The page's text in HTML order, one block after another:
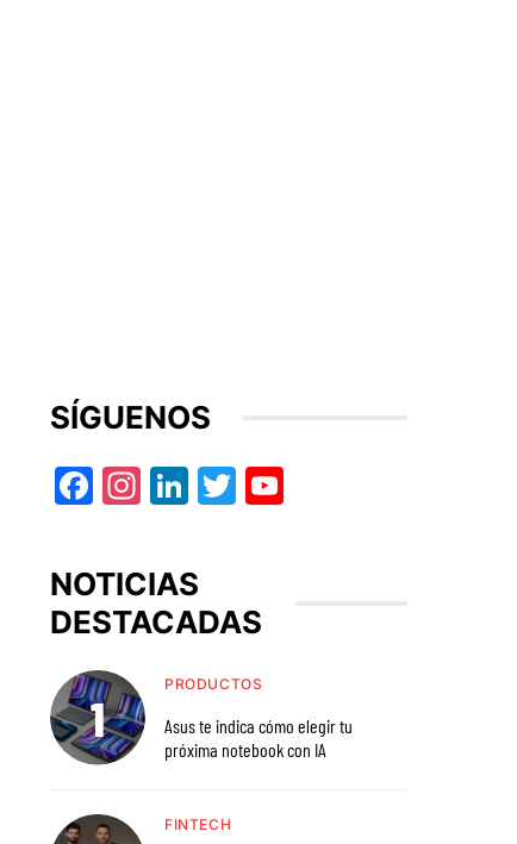
SÍGUENOS
Facebook
Instagram
LinkedIn
Twitter
NOTICIAS
DESTACADAS
PRODUCTOS
Asus te indica cómo elegir tu
próxima notebook con IA
FINTECH